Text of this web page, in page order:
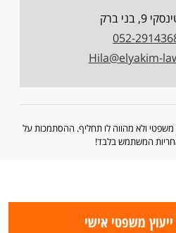
9, בני ברק
052-
Hila@elyakim-
משפטי ולא מהווה לו תחליף. ההסתמכות על
המשתמש בלבד!
משפטי אישי